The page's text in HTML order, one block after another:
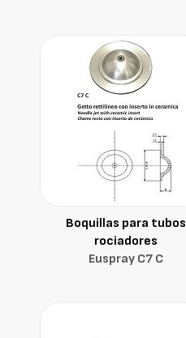
Boquillas para tubos
rociadores
Euspray C7 C